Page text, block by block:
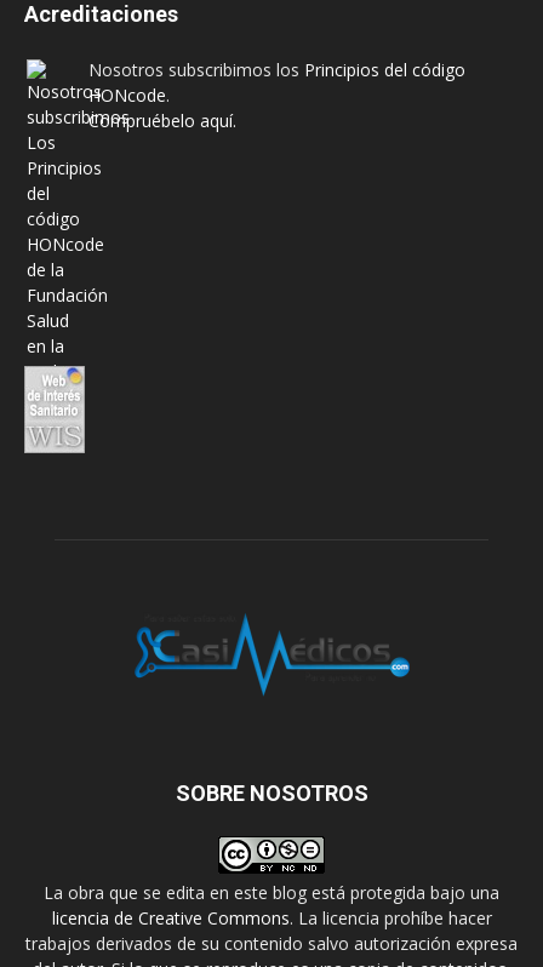
Acreditaciones
Nosotros subscribimos los Principios del código
HONcode.
Compruébelo aquí.
SOBRE NOSOTROS
La obra que se edita en este blog está protegida bajo una
licencia de Creative Commons. La licencia prohíbe hacer
trabajos derivados de su contenido salvo autorización expresa